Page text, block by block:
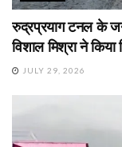
रुद्रप्रयाग टनल के
विशाल मिश्रा ने किया
JULY 29, 2026